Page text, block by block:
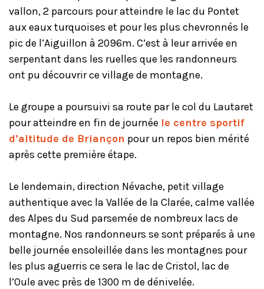
vallon, 2 parcours pour atteindre le lac du Pontet
aux eaux turquoises et pour les plus chevronnés le
pic de l’Aiguillon à 2096m. C’est à leur arrivée en
serpentant dans les ruelles que les randonneurs
ont pu découvrir ce village de montagne.
Le groupe a poursuivi sa route par le col du Lautaret
pour atteindre en fin de journée le centre sportif
d’altitude de Briançon pour un repos bien mérité
après cette première étape.
Le lendemain, direction Névache, petit village
authentique avec la Vallée de la Clarée, calme vallée
des Alpes du Sud parsemée de nombreux lacs de
montagne. Nos randonneurs se sont préparés à une
belle journée ensoleillée dans les montagnes pour
les plus aguerris ce sera le lac de Cristol, lac de
l’Oule avec près de 1300 m de dénivelée.